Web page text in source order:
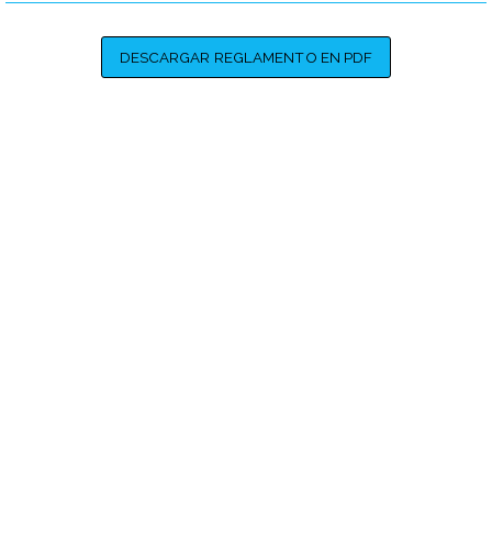
DESCARGAR REGLAMENTO EN PDF